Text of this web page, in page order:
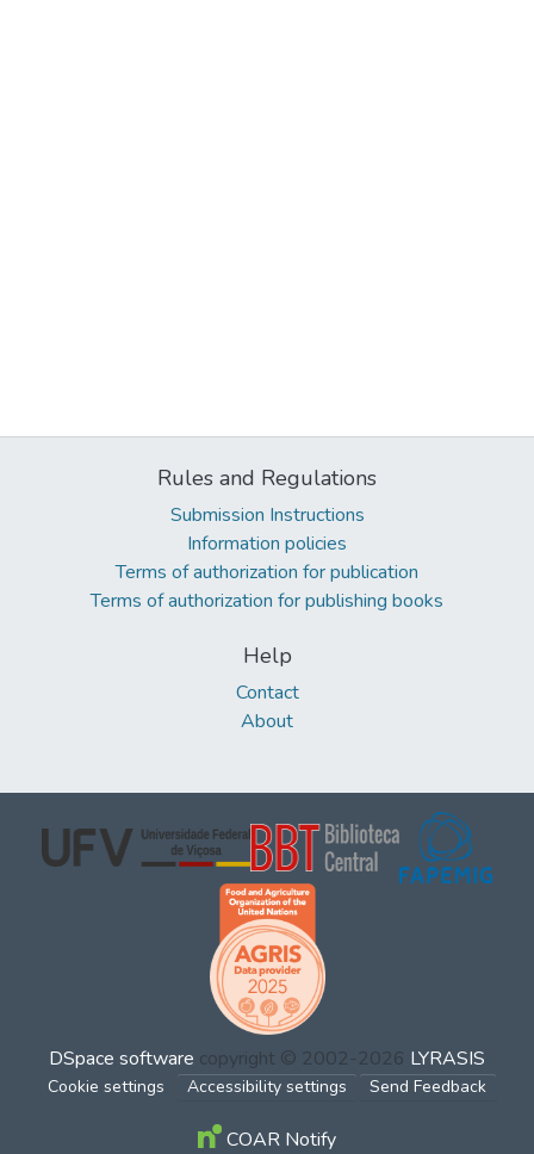
Rules and Regulations
Submission Instructions
Information policies
Terms of authorization for publication
Terms of authorization for publishing books
Help
Contact
About
DSpace software copyright © 2002-2026 LYRASIS
Cookie settings Accessibility settings Send Feedback
COAR Notify